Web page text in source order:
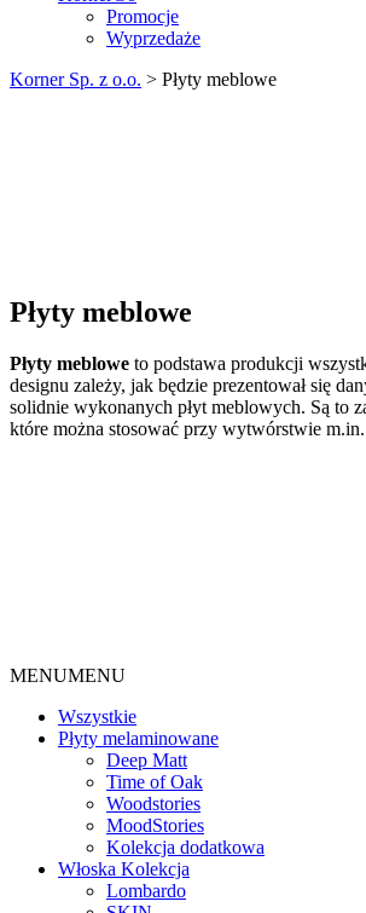
Promocje
Wyprzedaże
Korner Sp. z o.o. > Płyty meblowe
Płyty meblowe
Płyty meblowe to podstawa produkcji
designu zależy, jak będzie prezentował się
solidnie wykonanych płyt meblowych. Są to
które można stosować przy wytwórstwie
MENUMENU
Wszystkie
Płyty melaminowane
Deep Matt
Time of Oak
Woodstories
MoodStories
Kolekcja dodatkowa
Włoska Kolekcja
Lombardo